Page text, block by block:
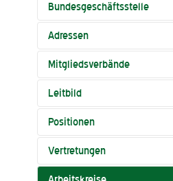
Bundesgeschäftsstelle
Adressen
Mitgliedsverbände
Leitbild
Positionen
Vertretungen